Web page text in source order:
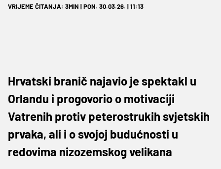
VRIJEME ČITANJA: 3MIN | PON. 30.03.26. | 11:13
Hrvatski branič najavio je spektakl u
Orlandu i progovorio o motivaciji
Vatrenih protiv peterostrukih svjetskih
prvaka, ali i o svojoj budućnosti u
redovima nizozemskog velikana